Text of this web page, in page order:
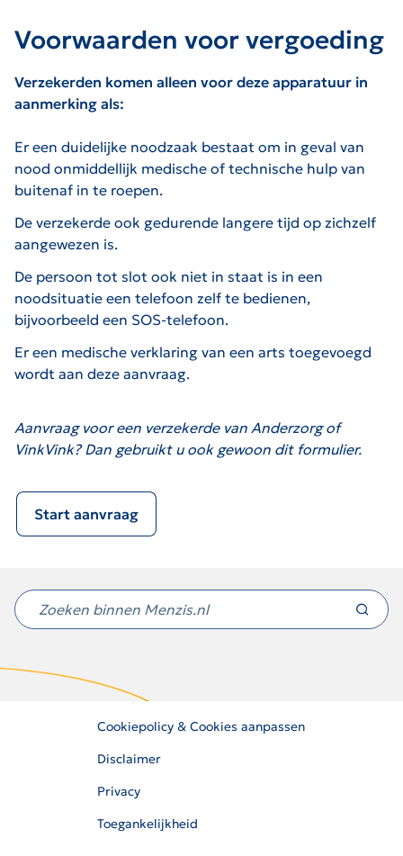
Voorwaarden voor vergoeding
Verzekerden komen alleen voor deze apparatuur in
aanmerking als:
Er een duidelijke noodzaak bestaat om in geval van
nood onmiddellijk medische of technische hulp van
buitenaf in te roepen.
De verzekerde ook gedurende langere tijd op zichzelf
aangewezen is.
De persoon tot slot ook niet in staat is in een
noodsituatie een telefoon zelf te bedienen,
bijvoorbeeld een SOS-telefoon.
Er een medische verklaring van een arts toegevoegd
wordt aan deze aanvraag.
Aanvraag voor een verzekerde van Anderzorg of
VinkVink? Dan gebruikt u ook gewoon dit formulier.
Start aanvraag
Niet
Cookiepolicy & Cookies aanpassen
Disclaimer
Privacy
Toegankelijkheid